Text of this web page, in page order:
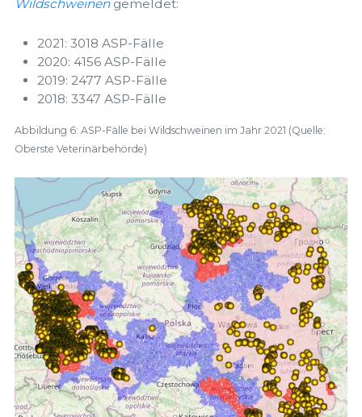
Wildschweinen gemeldet:
2021: 3018 ASP-Fälle
2020: 4156 ASP-Fälle
2019: 2477 ASP-Fälle
2018: 3347 ASP-Fälle
Abbildung 6: ASP-Fälle bei Wildschweinen im Jahr 2021 (Quelle:
Oberste Veterinärbehörde)